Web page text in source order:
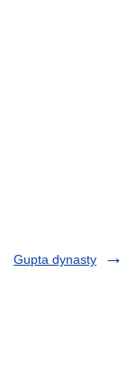
Gupta dynasty